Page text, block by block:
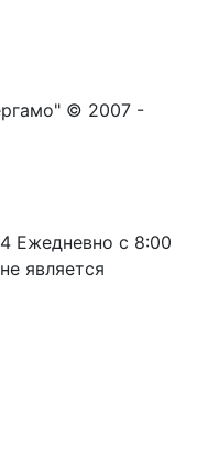
© 2007 -
Ежедневно с 8:00
является